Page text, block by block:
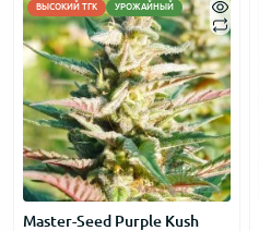
ВЫСОКИЙ ТГК УРОЖАЙНЫЙ
Master-Seed Purple Kush